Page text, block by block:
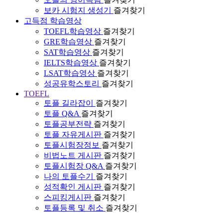
보카 시험지 생성기
즐겨찾기
고득점 학습영상
TOEFL학습영상 즐겨찾기
GRE학습영상 즐겨찾기
SAT학습영상 즐겨찾기
IELTS학습영상 즐겨찾기
LSAT학습영상 즐겨찾기
성공유학스토리 즐겨찾기
TOEFL
토플 길라잡이
즐겨찾기
토플 Q&A 즐겨찾기
토플공부전략 즐겨찾기
토플 자유게시판 즐겨찾기
토플시험장정보 즐겨찾기
비법노트 게시판 즐겨찾기
토플시험장 Q&A 즐겨찾기
나의 토플수기
즐겨찾기
성적확인 게시판 즐겨찾기
스피킹게시판 즐겨찾기
토플등록 및 취소 즐겨찾기